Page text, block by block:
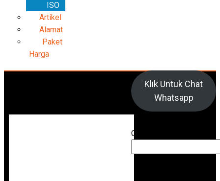
ISO
Artikel
Alamat
Paket
Harga
Klik Untuk Chat
Whatsapp
Cari